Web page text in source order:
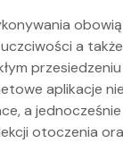
a
aplikacje
a
otoczenia